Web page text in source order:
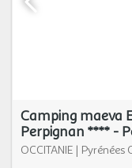
Camping maeva
Perpignan **** -
OCCITANIE | Pyrénées